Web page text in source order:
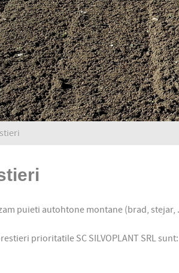
puieti autohtone montane (brad, stejar,
prioritatile SC SILVOPLANT SRL sunt: